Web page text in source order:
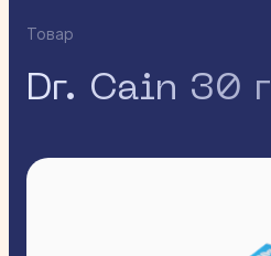
Товар
Dr. Cain 30 г